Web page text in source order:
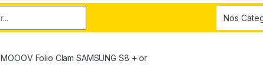
MOOOV Folio Clam SAMSUNG S8 + or